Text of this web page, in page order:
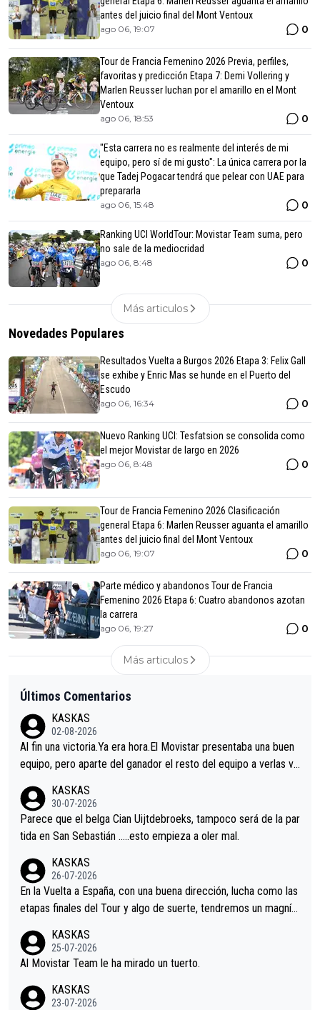
antes del juicio final del Mont Ventoux
ago 06, 19:07 0
Tour de Francia Femenino 2026 Previa, perfiles,
favoritas y predicción Etapa 7: Demi Vollering y
Marlen Reusser luchan por el amarillo en el Mont
Ventoux
ago 06, 18:53 0
"Esta carrera no es realmente del interés de mi
equipo, pero sí de mi gusto": La única carrera por la
que Tadej Pogacar tendrá que pelear con UAE para
prepararla
ago 06, 15:48 0
Ranking UCI WorldTour: Movistar Team suma, pero
no sale de la mediocridad
ago 06, 8:48 0
Más articulos
Novedades Populares
Resultados Vuelta a Burgos 2026 Etapa 3: Felix Gall
se exhibe y Enric Mas se hunde en el Puerto del
Escudo
ago 06, 16:34 0
Nuevo Ranking UCI: Tesfatsion se consolida como
el mejor Movistar de largo en 2026
ago 06, 8:48 0
Tour de Francia Femenino 2026 Clasificación
general Etapa 6: Marlen Reusser aguanta el amarillo
antes del juicio final del Mont Ventoux
ago 06, 19:07 0
Parte médico y abandonos Tour de Francia
Femenino 2026 Etapa 6: Cuatro abandonos azotan
la carrera
ago 06, 19:27 0
Más articulos
Últimos Comentarios
KASKAS
02-08-2026
Al fin una victoria.Ya era hora.El Movistar presentaba una buen
equipo, pero aparte del ganador el resto del equipo a verlas ve
s.La única buena noticia es la mejoría de Enric Más en San Seb
astian.Si en la Vuelta a Burgos sigue la mejoría, podríamos ten
er alguna sorpresa en la Vuelta.Ojalá.
KASKAS
30-07-2026
Parece que el belga Cian Uijtdebroeks, tampoco será de la par
tida en San Sebastián …..esto empieza a oler mal.
KASKAS
26-07-2026
En la Vuelta a España, con una buena dirección, lucha como las
etapas finales del Tour y algo de suerte, tendremos un magnífi
KASKAS
25-07-2026
Al Movistar Team le ha mirado un tuerto.
KASKAS
23-07-2026